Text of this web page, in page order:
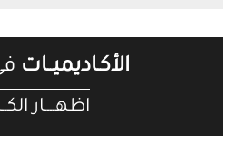
الأكـاديميــات
اظهــــار